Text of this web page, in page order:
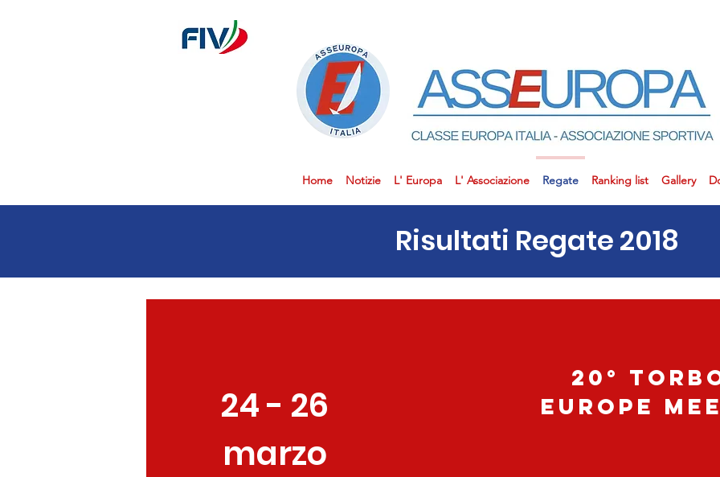
Home Notizie L' Europa L' Associazione Regate Ranking list Gallery
Risultati Regate 2018
24 - 26
marzo
20°
Europe